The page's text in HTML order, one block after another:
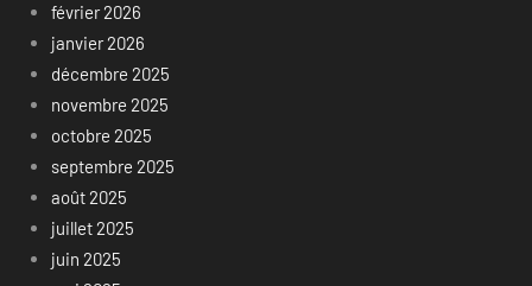
février 2026
janvier 2026
décembre 2025
novembre 2025
octobre 2025
septembre 2025
août 2025
juillet 2025
juin 2025